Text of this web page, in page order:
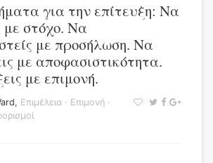
για την επίτευξη: Να
με στόχο. Να
με προσήλωση. Να
με αποφασιστικότητα.
με επιμονή.
, Επιμέλεια · Επιμονή ·